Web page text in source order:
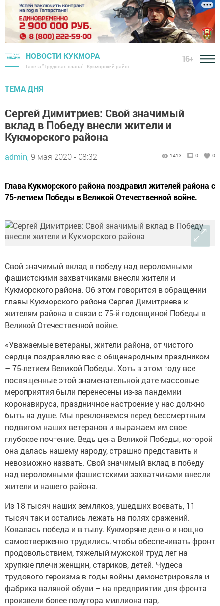
НОВОСТИ КУКМОРА
Газета "Трудовая слава" - Кукморский район
16+
ТЕМА ДНЯ
Сергей Димитриев: Свой значимый
вклад в Победу внесли жители и
Кукморского района
admin, 9 мая 2020 - 08:32 1413 0 0
Глава Кукморского района поздравил жителей района с
75-летием Победы в Великой Отечественной войне.
Свой значимый вклад в победу над вероломными
фашистскими захватчиками внесли жители и
Кукморского района. Об этом говорится в обращении
главы Кукморского района Сергея Димитриева к
жителям района в связи с 75-й годовщиной Победы в
Великой Отечественной войне.
«Уважаемые ветераны, жители района, от чистого
сердца поздравляю вас с общенародным праздником
– 75-летием Великой Победы. Хоть в этом году все
посвященные этой знаменательной дате массовые
мероприятия были перенесены из-за пандемии
коронавируса, праздничное настроение у нас должно
быть на душе. Мы преклоняемся перед бессмертным
подвигом наших ветеранов и выражаем им свое
глубокое почтение. Ведь цена Великой Победы, которой
она далась нашему народу, страшно представить и
невозможно назвать. Свой значимый вклад в победу
над вероломными фашистскими захватчиками внесли
жители и нашего района.
Из 18 тысяч наших земляков, ушедших воевать, 11
тысяч так и остались лежать на полях сражений.
Ковалась победа и в тылу. Кукморяне денно и нощно
самоотверженно трудились, чтобы обеспечивать фронт
продовольствием, тяжелый мужской труд лег на
хрупкие плечи женщин, стариков, детей. Чудеса
трудового героизма в годы войны демонстрировала и
фабрика валяной обуви – на предприятии для фронта
произвели более полутора миллиона пар,